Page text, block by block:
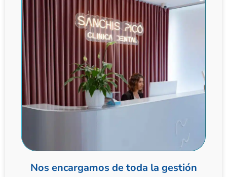
Nos encargamos de toda la gestión